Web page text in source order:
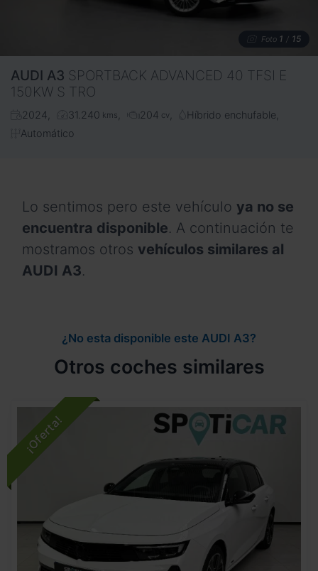
Foto 1 / 15
AUDI A3 SPORTBACK ADVANCED 40 TFSI E
150KW S TRO
2024 31.240 kms 204 cv
Híbrido enchufable
Automático
Lo sentimos pero este vehículo ya no se
encuentra disponible. A continuación te
mostramos otros vehículos similares al
AUDI A3.
¿No esta disponible este AUDI A3?
Otros coches similares